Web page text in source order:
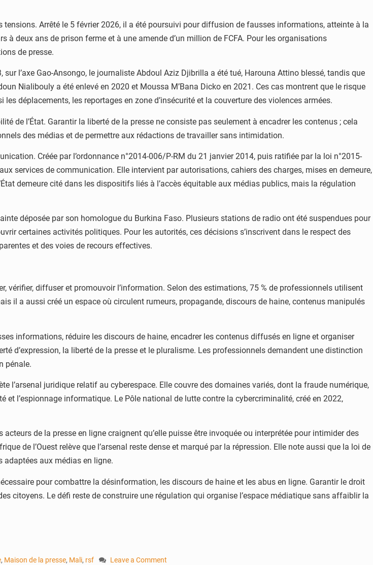
Arrêté le 5 février 2026, il a été poursuivi pour diffusion de fausses informations, atteinte à la
à deux ans de prison ferme et à une amende d’un million de FCFA. Pour les organisations
de presse.
l’axe Gao-Ansongo, le journaliste Abdoul Aziz Djibrilla a été tué, Harouna Attino blessé, tandis que
Nialibouly a été enlevé en 2020 et Moussa M’Bana Dicko en 2021. Ces cas montrent que le risque
déplacements, les reportages en zone d’insécurité et la couverture des violences armées.
de l’État. Garantir la liberté de la presse ne consiste pas seulement à encadrer les contenus ; cela
des médias et de permettre aux rédactions de travailler sans intimidation.
Créée par l’ordonnance n°2014-006/P-RM du 21 janvier 2014, puis ratifiée par la loi n°2015-
services de communication. Elle intervient par autorisations, cahiers des charges, mises en demeure,
demeure cité dans les dispositifs liés à l’accès équitable aux médias publics, mais la régulation
déposée par son homologue du Burkina Faso. Plusieurs stations de radio ont été suspendues pour
certaines activités politiques. Pour les autorités, ces décisions s’inscrivent dans le respect des
et des voies de recours effectives.
diffuser et promouvoir l’information. Selon des estimations, 75 % de professionnels utilisent
il a aussi créé un espace où circulent rumeurs, propagande, discours de haine, contenus manipulés
informations, réduire les discours de haine, encadrer les contenus diffusés en ligne et organiser
d’expression, la liberté de la presse et le pluralisme. Les professionnels demandent une distinction
pénale.
l’arsenal juridique relatif au cyberespace. Elle couvre des domaines variés, dont la fraude numérique,
et l’espionnage informatique. Le Pôle national de lutte contre la cybercriminalité, créé en 2022,
de la presse en ligne craignent qu’elle puisse être invoquée ou interprétée pour intimider des
de l’Ouest relève que l’arsenal reste dense et marqué par la répression. Elle note aussi que la loi de
aux médias en ligne.
pour combattre la désinformation, les discours de haine et les abus en ligne. Garantir le droit
citoyens. Le défi reste de construire une régulation qui organise l’espace médiatique sans affaiblir la
, Maison de la presse, Mali, rsf Leave a Comment